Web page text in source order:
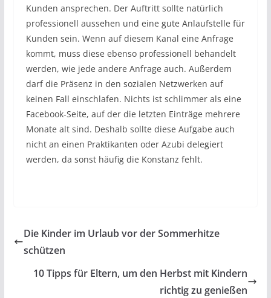
Kunden ansprechen. Der Auftritt sollte natürlich
professionell aussehen und eine gute Anlaufstelle für
Kunden sein. Wenn auf diesem Kanal eine Anfrage
kommt, muss diese ebenso professionell behandelt
werden, wie jede andere Anfrage auch. Außerdem
darf die Präsenz in den sozialen Netzwerken auf
keinen Fall einschlafen. Nichts ist schlimmer als eine
Facebook-Seite, auf der die letzten Einträge mehrere
Monate alt sind. Deshalb sollte diese Aufgabe auch
nicht an einen Praktikanten oder Azubi delegiert
werden, da sonst häufig die Konstanz fehlt.
Die Kinder im Urlaub vor der Sommerhitze
schützen
10 Tipps für Eltern, um den Herbst mit Kindern
richtig zu genießen